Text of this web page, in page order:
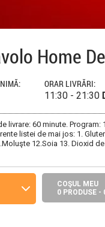
Home
ORAR LIVRĂRI:
11:30 - 21:30
livrare: 60 minute.
listei de mai jos: 1.
12.Soia 13. Dioxid
COŞUL MEU
0 PRODUSE -